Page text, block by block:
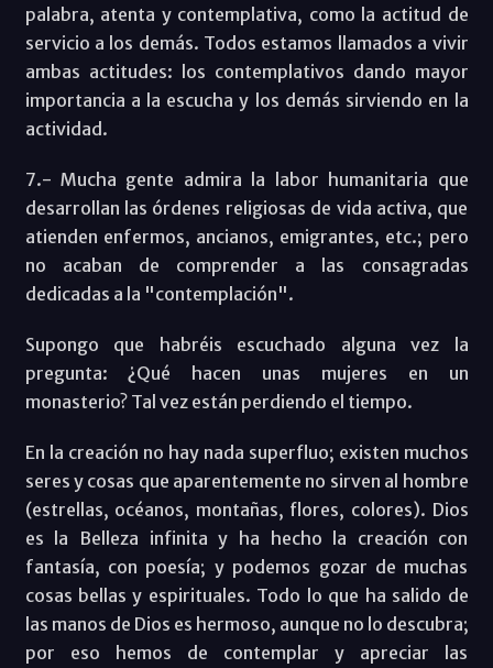
palabra, atenta y contemplativa, como la actitud de
servicio a los demás. Todos estamos llamados a vivir
ambas actitudes: los contemplativos dando mayor
importancia a la escucha y los demás sirviendo en la
actividad.
7.- Mucha gente admira la labor humanitaria que
desarrollan las órdenes religiosas de vida activa, que
atienden enfermos, ancianos, emigrantes, etc.; pero
no acaban de comprender a las consagradas
dedicadas a la "contemplación".
Supongo que habréis escuchado alguna vez la
pregunta: ¿Qué hacen unas mujeres en un
monasterio? Tal vez están perdiendo el tiempo.
En la creación no hay nada superfluo; existen muchos
seres y cosas que aparentemente no sirven al hombre
(estrellas, océanos, montañas, flores, colores). Dios
es la Belleza infinita y ha hecho la creación con
fantasía, con poesía; y podemos gozar de muchas
cosas bellas y espirituales. Todo lo que ha salido de
las manos de Dios es hermoso, aunque no lo descubra;
por eso hemos de contemplar y apreciar las